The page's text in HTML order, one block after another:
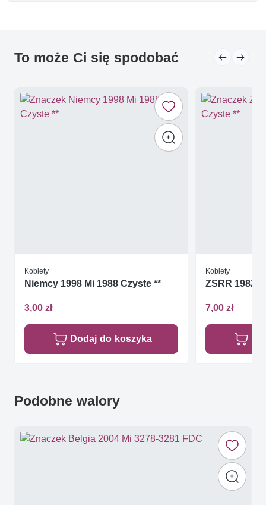
To może Ci się spodobać
Kobiety
Niemcy 1998 Mi 1988 Czyste **
3,00 zł
Dodaj do koszyka
Kobiety
ZSRR 1982
7,00 zł
Podobne walory